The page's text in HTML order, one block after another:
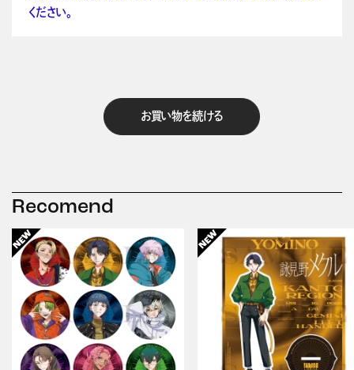
ください。
お買い物を続ける
Recomend